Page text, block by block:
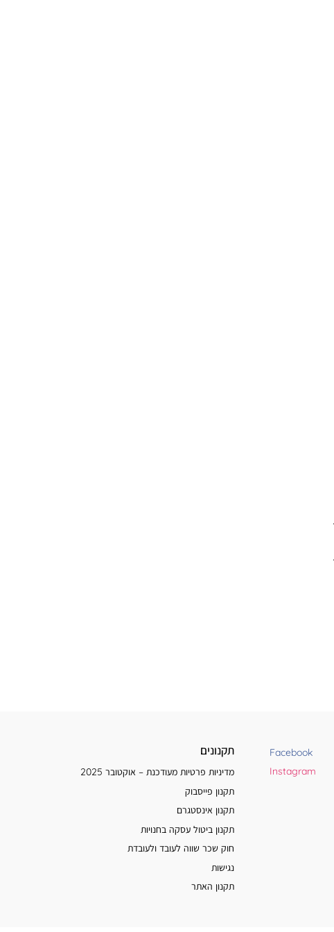
Facebook
Instagram
תקנונים
מדיניות פרטיות מעודכנת – אוקטובר 2025
תקנון פייסבוק
תקנון אינסטגרם
תקנון ביטול עסקה בחנויות
חוק שכר שווה לעובד ולעובדת
נגישות
תקנון האתר